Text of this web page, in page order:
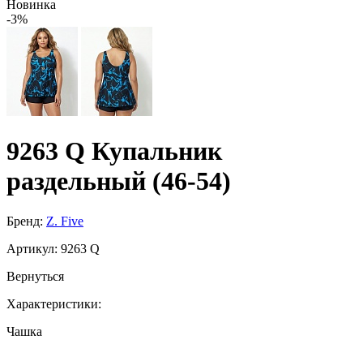
Новинка
-3%
9263 Q Купальник
раздельный (46-54)
Бренд: Z. Five
Артикул: 9263 Q
Вернуться
Характеристики:
Чашка